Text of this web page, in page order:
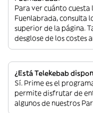
Para ver cuánto cuesta
Fuenlabrada, consulta
superior de la página.
desglose de los costes
¿Está Telekebab
Sí. Prime es el
permite disfrutar de
algunos de nuestros